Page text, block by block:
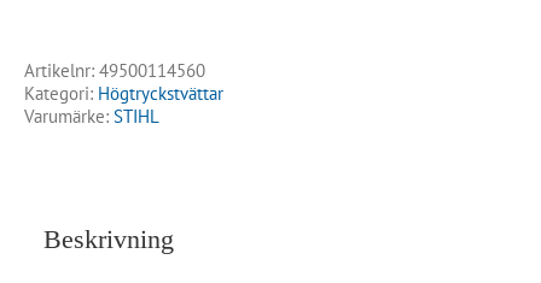
Artikelnr: 49500114560
Kategori: Högtryckstvättar
Varumärke: STIHL
Beskrivning